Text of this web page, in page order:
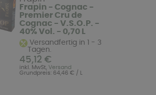
Frapin - Cognac -
Premier Cru de
Cognac - V.S.O.P. -
40% Vol. - 0,70 L
Versandfertig in 1 - 3
Tagen.
45,12 €
inkl. MwSt, Versand
Grundpreis: 64,46 € / L